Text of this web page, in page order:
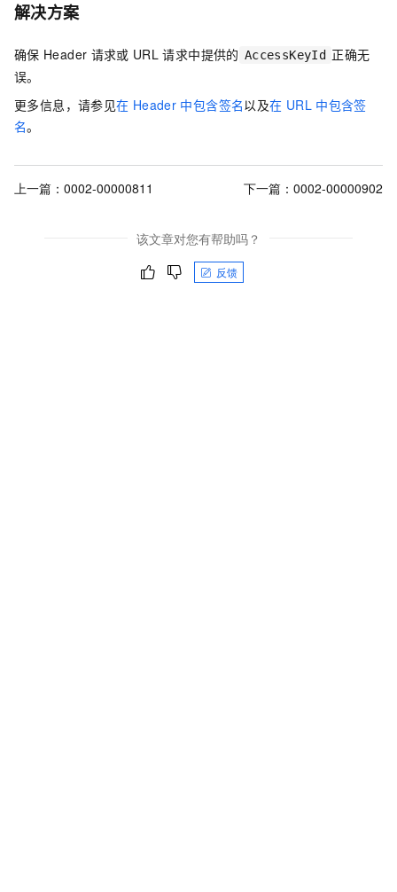
解决方案
确保 Header 请求或 URL 请求中提供的 AccessKeyId 正确无
误。
更多信息，请参见在 Header 中包含签名以及在 URL 中包含签
名。
上一篇： 0002-00000811 下一篇： 0002-00000902
该文章对您有帮助吗？
反馈